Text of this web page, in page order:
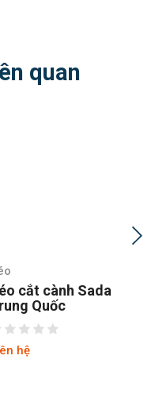
quan
cắt cành to lưỡi
Sagawa P808
mm có thấm dầu
hệ